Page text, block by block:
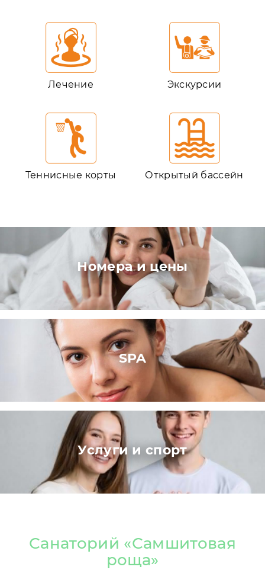
Лечение Экскурсии
Теннисные корты Открытый бассейн
Номера и цены
SPA
Услуги и спорт
Санаторий «Самшитовая
роща»